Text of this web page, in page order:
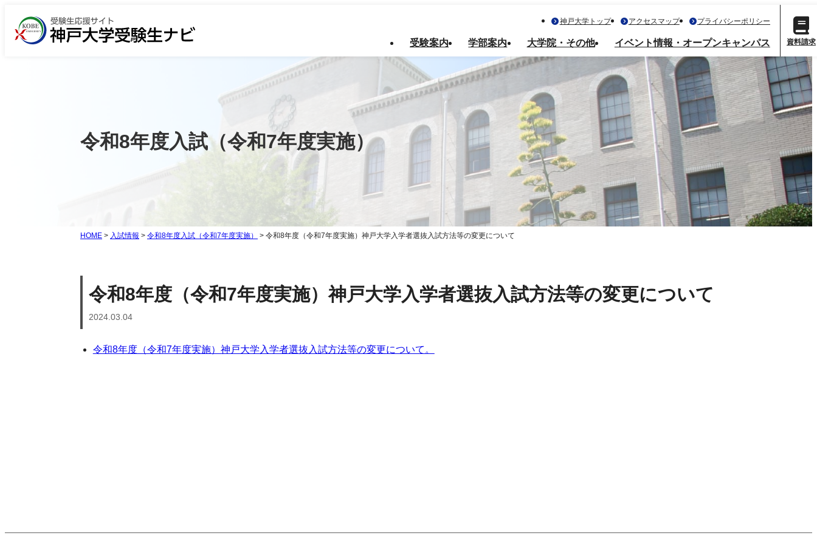
神戸大学トップ アクセスマップ プライバシーポリシー
受験案内 学部案内 大学院・その他 イベント情報・オープンキャンパス 資料請求
令和8年度入試（令和7年度実施）
HOME > 入試情報 > 令和8年度入試（令和7年度実施） > 令和8年度（令和7年度実施）神戸大学入学者選抜入試方法等の変更について
令和8年度（令和7年度実施）神戸大学入学者選抜入試方法等の変更について
2024.03.04
令和8年度（令和7年度実施）神戸大学入学者選抜入試方法等の変更について。